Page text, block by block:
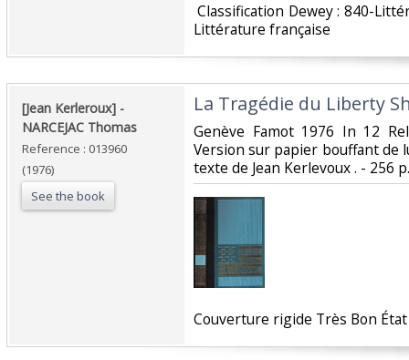
Classification Dewey : 840-
Littérature française‎
‎[Jean Kerleroux] - ‎
‎NARCEJAC Thomas‎
Reference : 013960
(1976)
See the book
‎La Tragédie du Liberty
‎Genève Famot 1976 In 12
Version sur papier bouffant de
texte de Jean Kerlevoux . - 256
‎Couverture rigide Très Bon